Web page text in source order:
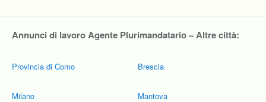
Annunci di lavoro Agente Plurimandatario – Altre città:
Provincia di Como
Milano
Brescia
Mantova